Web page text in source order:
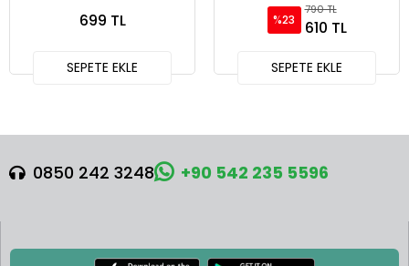
699 TL
SEPETE EKLE
%23
790 TL
610 TL
SEPETE EKLE
0850 242 3248 +90 542 235 5596